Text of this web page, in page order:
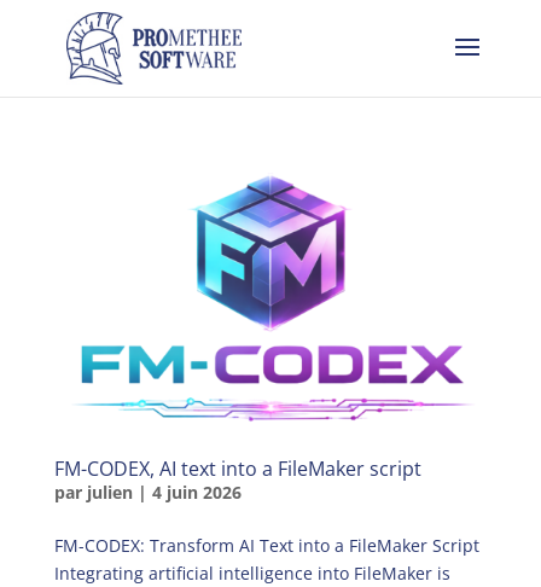
FM-CODEX, AI text into a FileMaker script
par julien| 4 juin 2026
FM-CODEX: Transform AI Text into a FileMaker Script
Integrating artificial intelligence into FileMaker is